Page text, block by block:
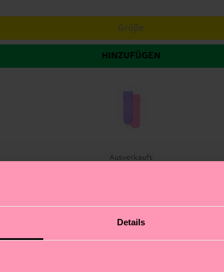
Details
Größe
HINZUFÜGEN
Ausverkauft
Mini Crew Socks. Featuring a subtle,
This set includes a crisp, clean